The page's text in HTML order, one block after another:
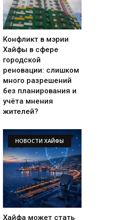
Конфликт в мэрии
Хайфы в сфере
городской
реновации: слишком
много разрешений
без планирования и
учёта мнения
жителей?
НОВОСТИ ХАЙФЫ
Хайфа может стать